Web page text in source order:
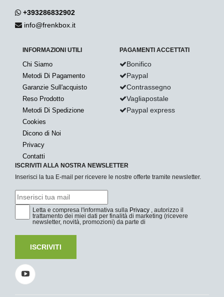
+393286832902
info@frenkbox.it
INFORMAZIONI UTILI
Chi Siamo
Metodi Di Pagamento
Garanzie Sull'acquisto
Reso Prodotto
Metodi Di Spedizione
Cookies
Dicono di Noi
Privacy
Contatti
PAGAMENTI ACCETTATI
Bonifico
Paypal
Contrassegno
Vagliapostale
Paypal express
ISCRIVITI ALLA NOSTRA NEWSLETTER
Inserisci la tua E-mail per ricevere le nostre offerte tramite newsletter.
Letta e compresa l'informativa sulla Privacy , autorizzo il
trattamento dei miei dati per finalità di marketing (ricevere
newsletter, novità, promozioni) da parte di
ISCRIVITI